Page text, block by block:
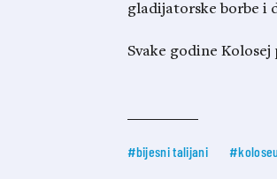
gladijatorske borbe i
Svake godine
#bijesni talijani